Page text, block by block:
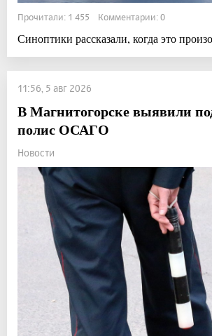
Прочитали: 1 455 Комментарии: 0
Синоптики рассказали, когда это
11:56, 5 авг 2026
В Магнитогорске выявили
полис ОСАГО
Новости